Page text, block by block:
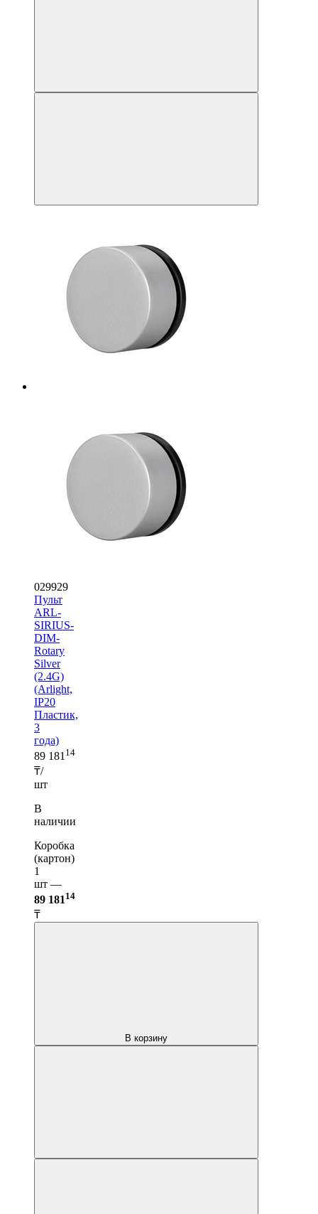
029929
Пульт
ARL-
SIRIUS-
DIM-
Rotary
Silver
(2.4G)
(Arlight,
IP20
Пластик,
3
года)
89 181 14
₸/
шт
В
наличии
Коробка
(картон)
1
шт —
89 181 14
₸
В корзину